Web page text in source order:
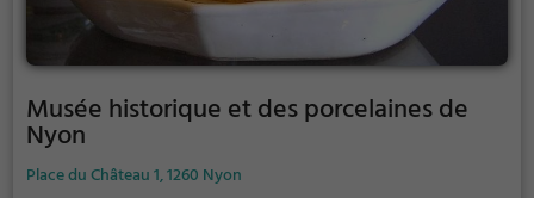
Musée historique et des porcelaines de
Nyon
Place du Château 1, 1260 Nyon